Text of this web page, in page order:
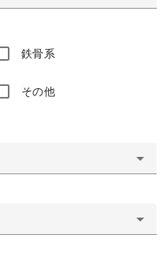
鉄骨系
その他